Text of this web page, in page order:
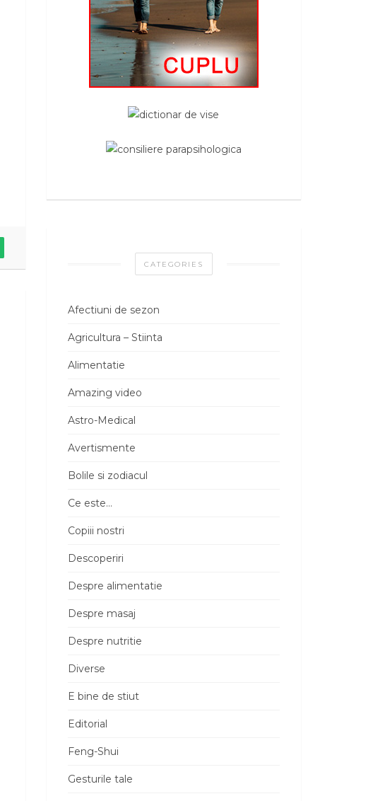
CATEGORIES
Afectiuni de sezon
Agricultura – Stiinta
Alimentatie
Amazing video
Astro-Medical
Avertismente
Bolile si zodiacul
Ce este…
Copiii nostri
Descoperiri
Despre alimentatie
Despre masaj
Despre nutritie
Diverse
E bine de stiut
Editorial
Feng-Shui
Gesturile tale